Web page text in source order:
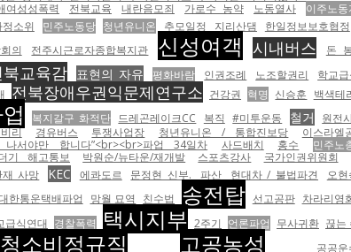
여성성폭력 전북교육 내란음모죄 가로수 농약 노동열사 이주노동
소위 민주노동당 청년유니온 추모일정 지리산댐 한일정보보호협정
의 전주시근로자종합복지관 신성여객 시내버스 돈
교육감 표현의 자유 평화바람 인권조례 노조할권리 학교급
전북장애우권익문제연구소 건강권 혁명 신승훈 백색테
복지갈구 화적단 드레곤레이크CC 복직 #미투운동 철거 원전
리 경유버스 투쟁사업장 청년유니온 / 통합진보당 이스라엘
야만 합니다”<br><br>파업 34일차
사드배치 홍수 민주노
기 해고통보 박원순/뉴타운/재개발 스포츠강사 국가인권위원회
사망 KEC 에콰도르 문정현 신부. 파산 현대차 / 불법파견 오
한통운택배파업 망월 묘역 친수법 송전탑 선고공판 차라리영
급식연대 경찰폭력 택시지부 2주기 언론파업 무사귀환 끊는
청소비정규직 고공농성 공공